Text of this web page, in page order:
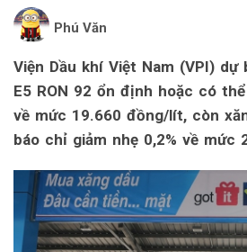
Phú Văn
Viện Dầu khí Việt Nam (VPI) dự
E5 RON 92 ổn định hoặc có
về mức 19.660 đồng/lít, còn
báo chỉ giảm nhẹ 0,2% về mức